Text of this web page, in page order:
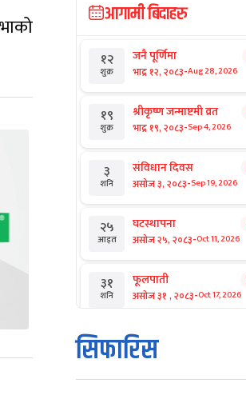
आगामी बिदाहरु
१२
शुक्र
जनै पूर्णिमा
भाद्र १२, २०८३-Aug 28, 2026
१९
शुक्र
श्रीकृष्ण जन्माष्टमी व्रत
भाद्र १९, २०८३-Sep 4, 2026
३
शनि
संविधान दिवस
असोज ३, २०८३-Sep 19, 2026
२५
आइत
घटस्थापना
असोज २५, २०८३-Oct 11, 2026
३१
शनि
फूलपाती
असोज ३१ , २०८३-Oct 17, 2026
१
आइत
कार्तिक सङ्क्रान्ति
कार्तिक १, २०८३
सिफारिस